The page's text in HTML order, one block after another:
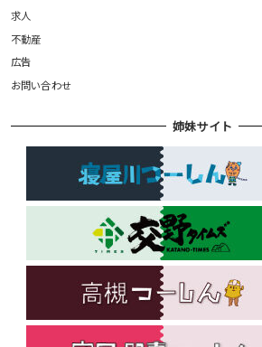
求人
不動産
広告
お問い合わせ
姉妹サイト